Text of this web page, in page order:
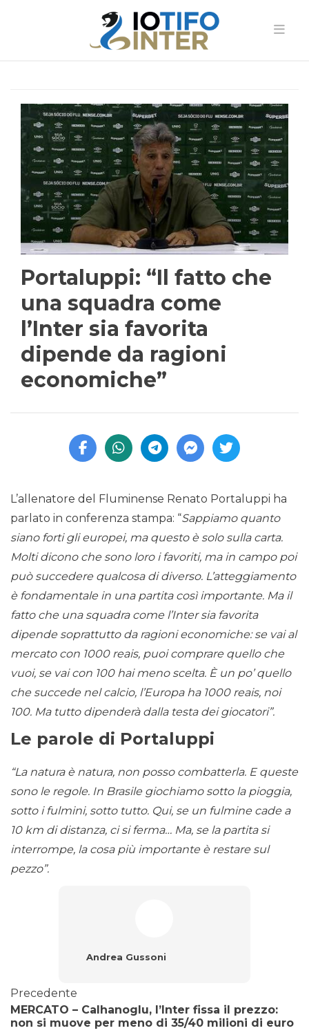
Portaluppi: “Il fatto che
una squadra come
l’Inter sia favorita
dipende da ragioni
economiche”
L’allenatore del Fluminense Renato Portaluppi ha
parlato in conferenza stampa: “Sappiamo quanto
siano forti gli europei, ma questo è solo sulla carta.
Molti dicono che sono loro i favoriti, ma in campo poi
può succedere qualcosa di diverso. L’atteggiamento
è fondamentale in una partita così importante. Ma il
fatto che una squadra come l’Inter sia favorita
dipende soprattutto da ragioni economiche: se vai al
mercato con 1000 reais, puoi comprare quello che
vuoi, se vai con 100 hai meno scelta. È un po’ quello
che succede nel calcio, l’Europa ha 1000 reais, noi
100. Ma tutto dipenderà dalla testa dei giocatori”.
Le parole di Portaluppi
“La natura è natura, non posso combatterla. E queste
sono le regole. In Brasile giochiamo sotto la pioggia,
sotto i fulmini, sotto tutto. Qui, se un fulmine cade a
10 km di distanza, ci si ferma… Ma, se la partita si
interrompe, la cosa più importante è restare sul
pezzo”.
Andrea Gussoni
Precedente
MERCATO – Calhanoglu, l’Inter fissa il prezzo:
non si muove per meno di 35/40 milioni di euro